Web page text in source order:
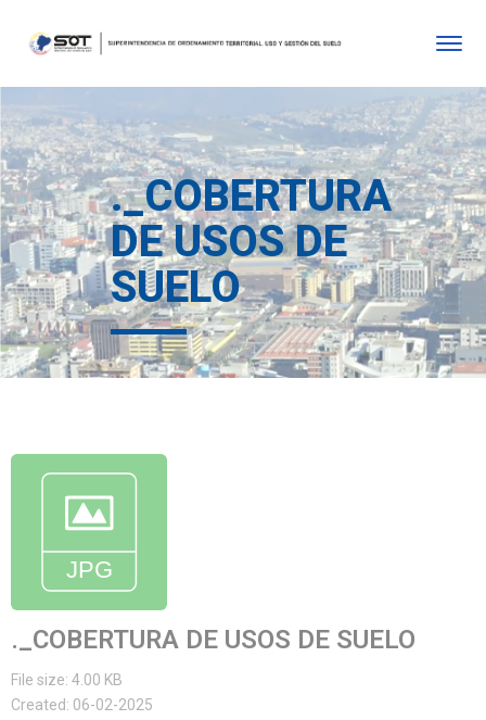
._COBERTURA
DE USOS DE
SUELO
._COBERTURA DE USOS DE SUELO
File size: 4.00 KB
Created: 06-02-2025